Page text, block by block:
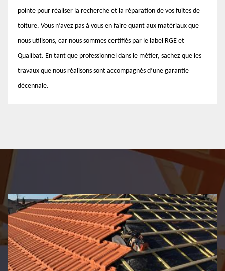
pointe pour réaliser la recherche et la réparation de vos fuites de
toiture. Vous n’avez pas à vous en faire quant aux matériaux que
nous utilisons, car nous sommes certifiés par le label RGE et
Qualibat. En tant que professionnel dans le métier, sachez que les
travaux que nous réalisons sont accompagnés d’une garantie
décennale.